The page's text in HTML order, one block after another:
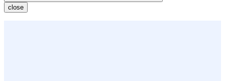
close